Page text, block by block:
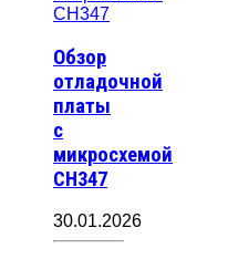
Обзор
отладочной
платы
с
микросхемой
CH347
30.01.2026